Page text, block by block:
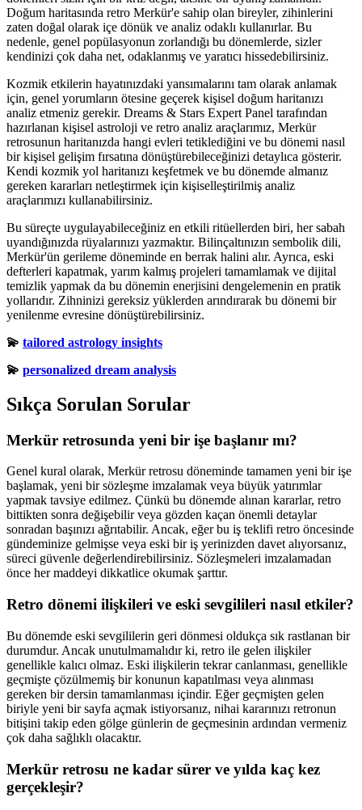
Doğum haritasında retro Merkür'e sahip olan bireyler, zihinlerini
zaten doğal olarak içe dönük ve analiz odaklı kullanırlar. Bu
nedenle, genel popülasyonun zorlandığı bu dönemlerde, sizler
kendinizi çok daha net, odaklanmış ve yaratıcı hissedebilirsiniz.
Kozmik etkilerin hayatınızdaki yansımalarını tam olarak anlamak
için, genel yorumların ötesine geçerek kişisel doğum haritanızı
analiz etmeniz gerekir. Dreams & Stars Expert Panel tarafından
hazırlanan kişisel astroloji ve retro analiz araçlarımız, Merkür
retrosunun haritanızda hangi evleri tetiklediğini ve bu dönemi nasıl
bir kişisel gelişim fırsatına dönüştürebileceğinizi detaylıca gösterir.
Kendi kozmik yol haritanızı keşfetmek ve bu dönemde almanız
gereken kararları netleştirmek için kişiselleştirilmiş analiz
araçlarımızı kullanabilirsiniz.
Bu süreçte uygulayabileceğiniz en etkili ritüellerden biri, her sabah
uyandığınızda rüyalarınızı yazmaktır. Bilinçaltınızın sembolik dili,
Merkür'ün gerileme döneminde en berrak halini alır. Ayrıca, eski
defterleri kapatmak, yarım kalmış projeleri tamamlamak ve dijital
temizlik yapmak da bu dönemin enerjisini dengelemenin en pratik
yollarıdır. Zihninizi gereksiz yüklerden arındırarak bu dönemi bir
yenilenme evresine dönüştürebilirsiniz.
💫 tailored astrology insights
💫 personalized dream analysis
Sıkça Sorulan Sorular
Merkür retrosunda yeni bir işe başlanır mı?
Genel kural olarak, Merkür retrosu döneminde tamamen yeni bir işe
başlamak, yeni bir sözleşme imzalamak veya büyük yatırımlar
yapmak tavsiye edilmez. Çünkü bu dönemde alınan kararlar, retro
bittikten sonra değişebilir veya gözden kaçan önemli detaylar
sonradan başınızı ağrıtabilir. Ancak, eğer bu iş teklifi retro öncesinde
gündeminize gelmişse veya eski bir iş yerinizden davet alıyorsanız,
süreci güvenle değerlendirebilirsiniz. Sözleşmeleri imzalamadan
önce her maddeyi dikkatlice okumak şarttır.
Retro dönemi ilişkileri ve eski sevgilileri nasıl etkiler?
Bu dönemde eski sevgililerin geri dönmesi oldukça sık rastlanan bir
durumdur. Ancak unutulmamalıdır ki, retro ile gelen ilişkiler
genellikle kalıcı olmaz. Eski ilişkilerin tekrar canlanması, genellikle
geçmişte çözülmemiş bir konunun kapatılması veya alınması
gereken bir dersin tamamlanması içindir. Eğer geçmişten gelen
biriyle yeni bir sayfa açmak istiyorsanız, nihai kararınızı retronun
bitişini takip eden gölge günlerin de geçmesinin ardından vermeniz
çok daha sağlıklı olacaktır.
Merkür retrosu ne kadar sürer ve yılda kaç kez
gerçekleşir?